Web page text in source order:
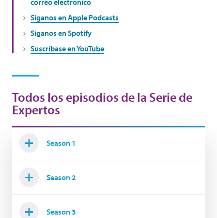
correo electrónico
Síganos en Apple Podcasts
Síganos en Spotify
Suscríbase en YouTube
Todos los episodios de la Serie de
Expertos
Season 1
Season 2
Season 3